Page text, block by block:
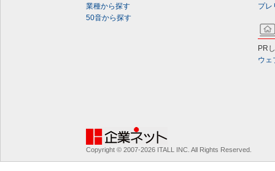
業種から探す
50音から探す
プレ
PR
ウェ
Copyright © 2007-2026 ITALL INC. All Rights Reserved.